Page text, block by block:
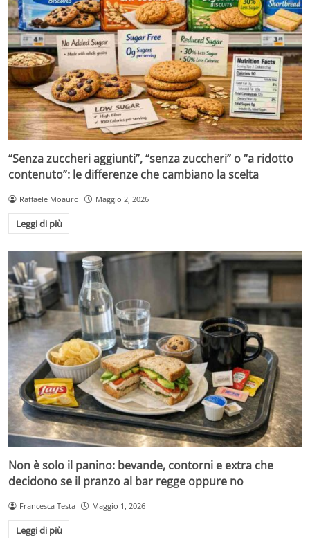
“Senza zuccheri aggiunti”, “senza zuccheri” o “a ridotto
contenuto”: le differenze che cambiano la scelta
Raffaele Moauro Maggio 2, 2026
Leggi di più
Non è solo il panino: bevande, contorni e extra che
decidono se il pranzo al bar regge oppure no
Francesca Testa Maggio 1, 2026
Leggi di più